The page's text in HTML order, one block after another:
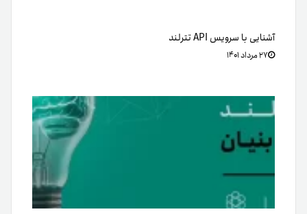
آشنایی با سرویس API تترلند
۲۷ مرداد ۱۴۰۱